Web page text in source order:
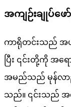
အကျဉ်းချုပ်ဖေ
ကာရိုတင်းသည် အပ
ပြီး ၎င်းတို့ကို အ
အမည်သည် မုန်လ
သည်။ ၎င်းသည် အဝါ